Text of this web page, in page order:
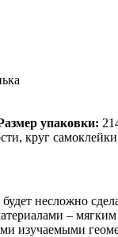
упаковки:
круг
несложно
–
изучаемыми